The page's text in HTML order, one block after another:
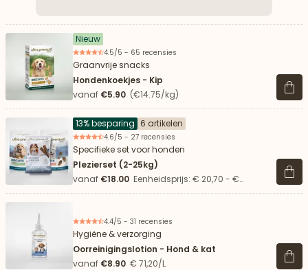
Nieuw
4.5/5 - 65 recensies
Graanvrije snacks
Hondenkoekjes - Kip
vanaf €5.90 (€14.75/kg)
13% besparing 6 artikelen
4.6/5 - 27 recensies
Specifieke set voor honden
Plezierset (2-25kg)
vanaf €18.00 Eenheidsprijs: € 20,70 - €
37,50/kg
4.4/5 - 31 recensies
Hygiëne & verzorging
Oorreinigingslotion - Hond & kat
vanaf €8.90 € 71,20/L